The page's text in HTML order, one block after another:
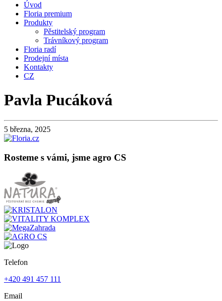
Úvod
Floria premium
Produkty
Pěstitelský program
Trávníkový program
Floria radí
Prodejní místa
Kontakty
CZ
Pavla Pucáková
5 března, 2025
Rosteme s vámi, jsme agro CS
Telefon
+420 491 457 111
Email